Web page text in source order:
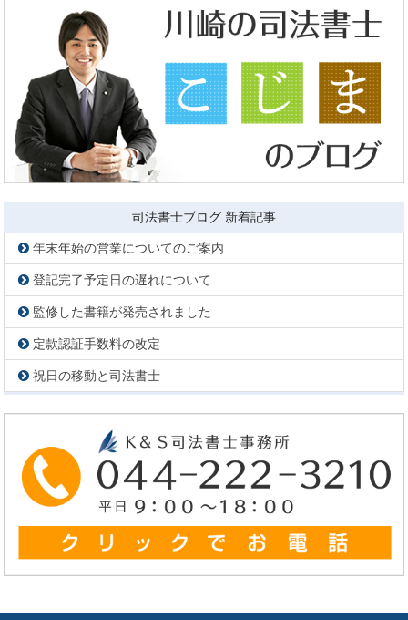
司法書士ブログ 新着記事
年末年始の営業についてのご案内
登記完了予定日の遅れについて
監修した書籍が発売されました
定款認証手数料の改定
祝日の移動と司法書士